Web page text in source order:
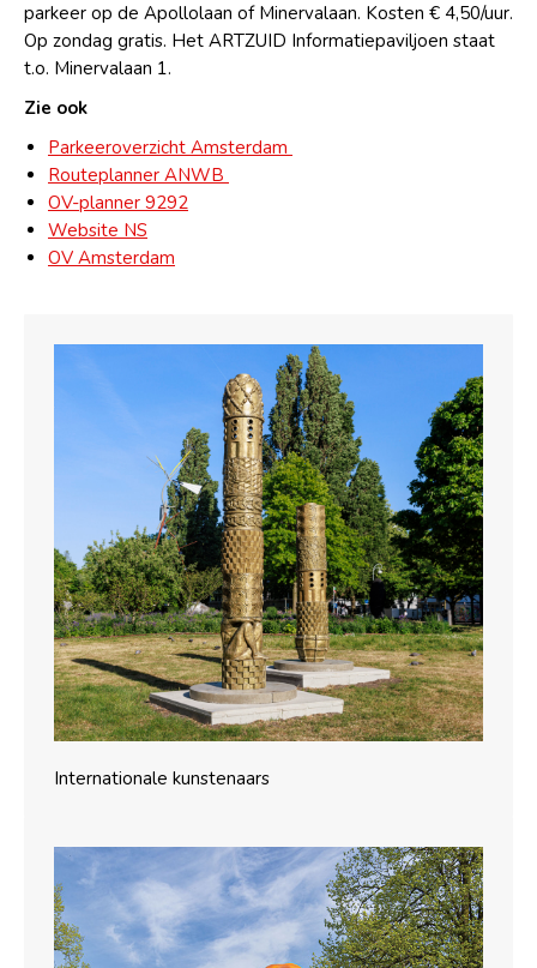
parkeer op de Apollolaan of Minervalaan. Kosten € 4,50/uur.
Op zondag gratis. Het ARTZUID Informatiepaviljoen staat
t.o. Minervalaan 1.
Zie ook
Parkeeroverzicht Amsterdam
Routeplanner ANWB
OV-planner 9292
Website NS
OV Amsterdam
Internationale kunstenaars